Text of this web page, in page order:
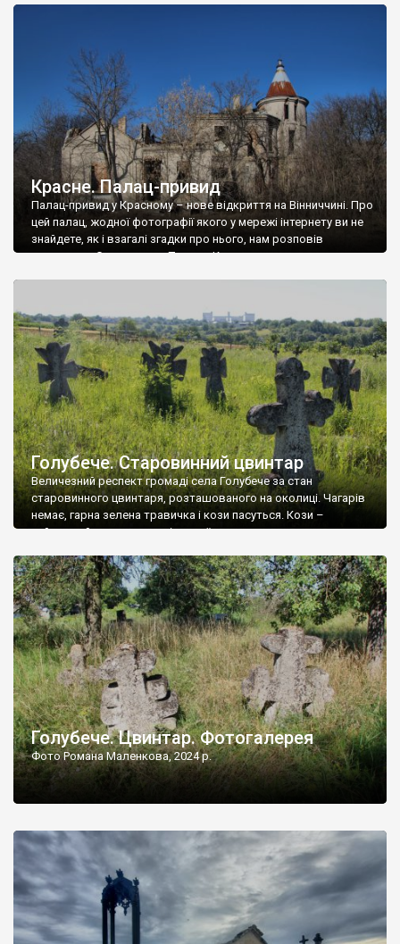
Красне. Палац-привид
Палац-привид у Красному – нове відкриття на Вінниччині. Про
цей палац, жодної фотографії якого у мережі інтернету ви не
знайдете, як і взагалі згадки про нього, нам розповів
мешканець Самгородка. Палац у Красному вразив не лише
Голубече. Старовинний цвинтар
Величезний респект громаді села Голубече за стан
старовинного цвинтаря, розташованого на околиці. Чагарів
немає, гарна зелена травичка і кози пасуться. Кози –
найкращий регулятор шкідливої, для старих кладовищ,
бруньками, кози ті бруньки обгризають, бо то улюблений
делікатес. На цвинтарі у Голубечому ціла колекція
різноманітних форм хрестів. Село відносно невелике, […]
Голубече. Цвинтар. Фотогалерея
Фото Романа Маленкова, 2024 р.